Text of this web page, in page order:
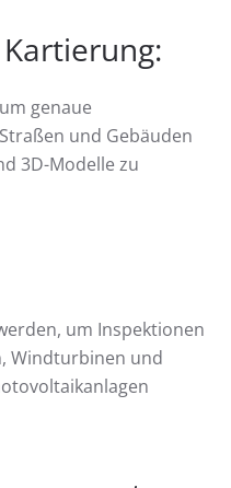
genaue
und Gebäuden
3D-Modelle zu
um Inspektionen
Windturbinen und